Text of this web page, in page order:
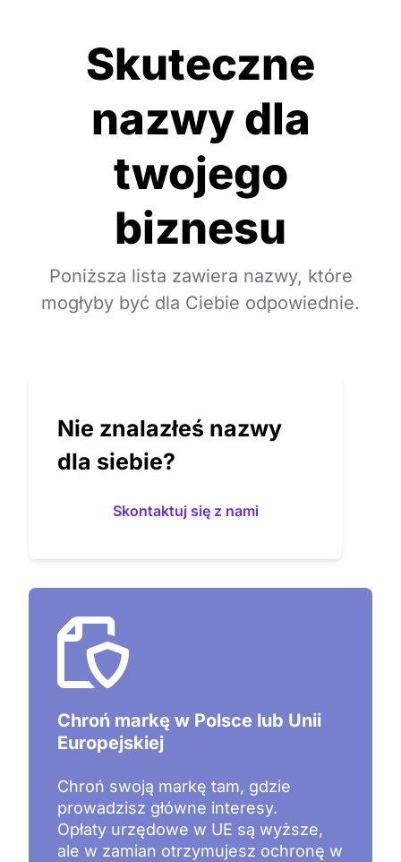
Skuteczne
nazwy dla
twojego
biznesu
Poniższa lista zawiera nazwy, które
mogłyby być dla Ciebie odpowiednie.
Nie znalazłeś nazwy
dla siebie?
Skontaktuj się z nami
Chroń markę w Polsce lub Unii
Europejskiej
Chroń swoją markę tam, gdzie
prowadzisz główne interesy.
Opłaty urzędowe w UE są wyższe,
ale w zamian otrzymujesz ochronę w